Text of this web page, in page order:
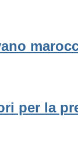
per la